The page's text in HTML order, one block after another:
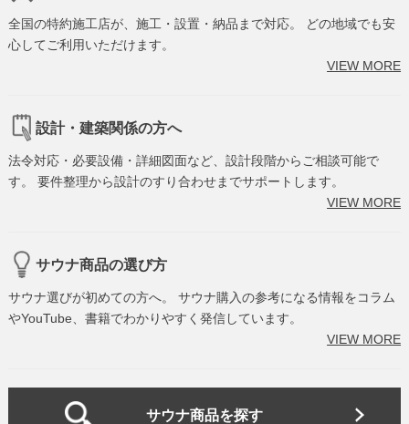
全国の特約施工店が、施工・設置・納品まで対応。 どの地域でも安
心してご利用いただけます。
VIEW MORE
設計・建築関係の方へ
法令対応・必要設備・詳細図面など、設計段階からご相談可能で
す。 要件整理から設計のすり合わせまでサポートします。
VIEW MORE
サウナ商品の選び方
サウナ選びが初めての方へ。 サウナ購入の参考になる情報をコラム
やYouTube、書籍でわかりやすく発信しています。
VIEW MORE
サウナ商品を探す